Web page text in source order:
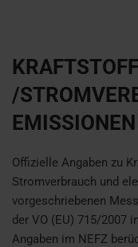
/
EMISSIONEN
Offizielle Angaben zu
Stromverbrauch und
vorgeschriebenen
der VO (EU) 715/2007
Angaben im NEFZ